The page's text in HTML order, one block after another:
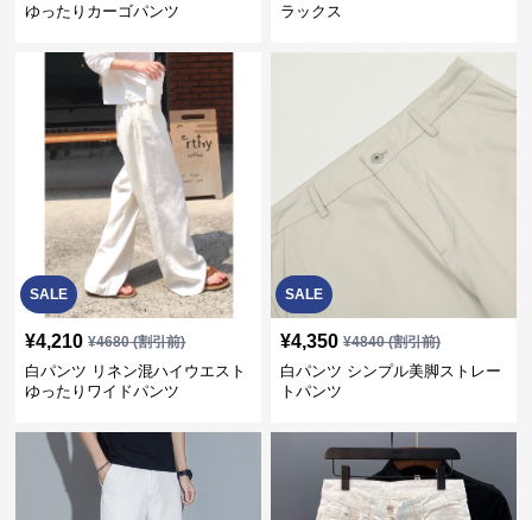
ゆったりカーゴパンツ ラックス
SALE
¥4,210 ¥4680(割引前)
白パンツ リネン混ハイウエスト
ゆったりワイドパンツ
SALE
¥4,350 ¥4840(割引前)
白パンツ シンプル美脚ストレー
トパンツ